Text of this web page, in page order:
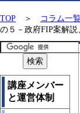
TOP ＞ コラム一
の５－政府FIP案解
講座メンバー
と運営体制